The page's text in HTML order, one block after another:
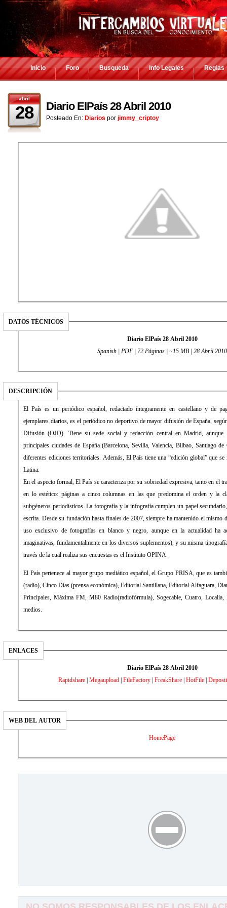
Inicio Foro Busqueda Info Legales Reglas
abril
28 Diario ElPaís 28 Abril 2010
Posteado En: Diarios por jimmy_criptoy
DATOS TÉCNICOS
Diario ElPaís 28 Abril 2010
Spanish | PDF | 72 Páginas | ~15 MB | 28 Abril 2010
DESCRIPCIÓN
El País es un periódico español, redactado íntegramente en castellano y de
ejemplares diarios, es el periódico no deportivo de mayor difusión de España,
Difusión (OJD). Tiene su sede social y redacción central en Madrid, aunque
principales ciudades de España (Barcelona, Sevilla, Valencia, Bilbao, Santiago de
diferentes ediciones territoriales. Además, El País tiene una “edición global” que
Latina.
En el aspecto formal, El País se caracteriza por su sobriedad expresiva, tanto en el
en lo estético: páginas a cinco columnas en las que predomina el orden y la
subgéneros periodísticos. La fotografía y la infografía cumplen un papel
escrita. Desde su fundación hasta finales de 2007, siempre ha mantenido el mismo
uso exclusivo de fotografías en blanco y negro, aunque en la actualidad ha
imaginativas, fundamentalmente en los diversos suplementos), y su misma
través de la cual realiza sus encuestas es el Instituto OPINA.
El País pertenece al mayor grupo mediático español, el Grupo PRISA, que es
(radio), Cinco Días (prensa económica), Editorial Santillana, Editorial Alfaguara,
Principales, Máxima FM, M80 Radio(radiofórmula), Sogecable, Cuatro,
medios.
ENLACES
Diario ElPaís 28 Abril 2010
Rapidshare Megaupload FileFactory FreakShare HotFile
WEB DEL AUTOR
HomePage